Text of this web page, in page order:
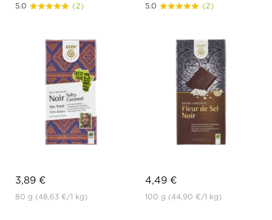
5.0 (2)
3,89 €
80 g (48,63 €/1 kg)
5.0 (2)
4,49 €
100 g (44,90 €/1 kg)